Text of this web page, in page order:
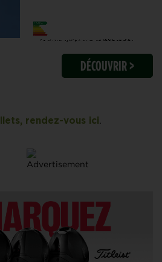
DÉCOUVRIR >
rendez-vous ici.